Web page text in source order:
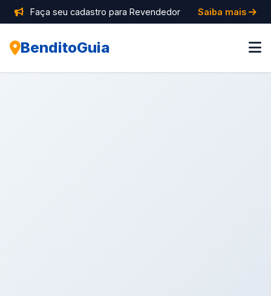
Faça seu cadastro para Revendedor Saiba mais
BenditoGuia